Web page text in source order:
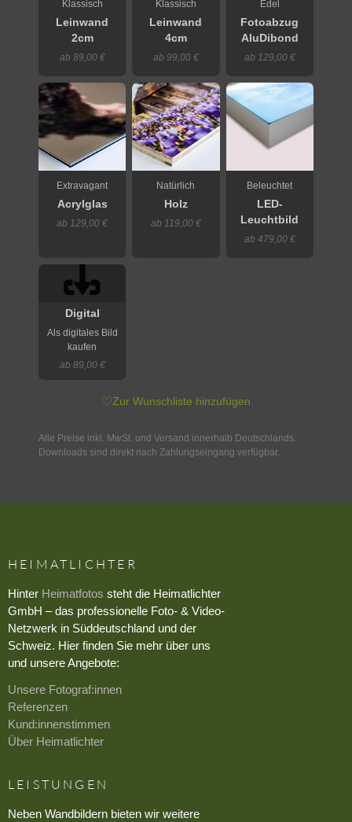
Klassisch
Leinwand
2cm
ab 89,00 €
Klassisch
Leinwand
4cm
ab 99,00 €
Edel
Fotoabzug
AluDibond
ab 129,00 €
Extravagant
Acrylglas
ab 129,00 €
Natürlich
Holz
ab 119,00 €
Beleuchtet
LED-
Leuchtbild
ab 479,00 €
Digital
Als digitales Bild
kaufen
ab 89,00 €
♡Zur Wunschliste hinzufügen
Alle Preise inkl. MwSt. und Versand innerhalb Deutschlands.
Downloads sind direkt nach Zahlungseingang verfügbar.
HEIMATLICHTER
Hinter Heimatfotos steht die Heimatlichter
GmbH – das professionelle Foto- & Video-
Netzwerk in Süddeutschland und der
Schweiz. Hier finden Sie mehr über uns
und unsere Angebote:
Unsere Fotograf:innen
Referenzen
Kund:innenstimmen
Über Heimatlichter
LEISTUNGEN
Neben Wandbildern bieten wir weitere